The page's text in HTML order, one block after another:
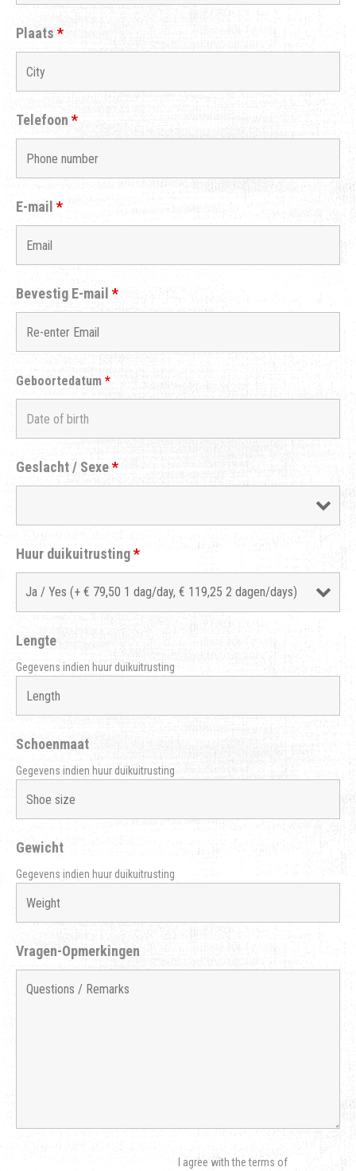
Plaats*
Telefoon *
E-mail *
Bevestig E-mail *
Geboortedatum *
Geslacht / Sexe*
Huur duikuitrusting*
Lengte
Gegevens indien huur duikuitrusting
Schoenmaat
Gegevens indien huur duikuitrusting
Gewicht
Gegevens indien huur duikuitrusting
Vragen-Opmerkingen
I agree with the terms of